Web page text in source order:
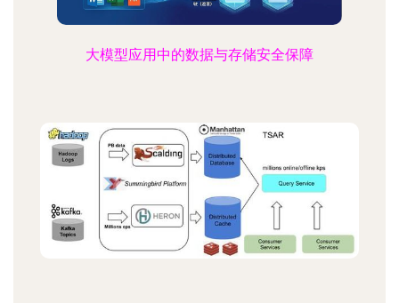
大模型应用中的数据与存储安全保障